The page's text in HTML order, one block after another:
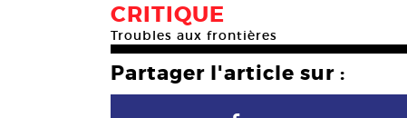
CRITIQUE
Troubles aux frontières
Partager l'article sur :